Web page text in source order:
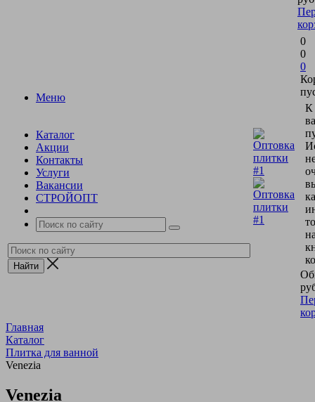
Меню
Каталог
Акции
Контакты
Услуги
Вакансии
СТРОЙОПТ
0
0
0
К
Главная
Каталог
Плитка для ванной
Venezia
Venezia